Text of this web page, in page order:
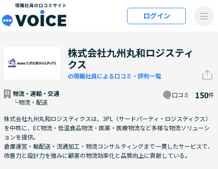
メインコンテンツにスキップ
ログイン
株式会社九州丸和ロジスティ
クス
の現職社員による口コミ・評判一覧
物流・運輸・交通
└物流・配送
口コミ 150件
株式会社九州丸和ロジスティクスは、3PL（サードパーティ・ロジスティクス）
を中核に、EC物流・低温食品物流・医薬・医療物流など多様な物流ソリューシ
ョンを提供。
倉庫運営・輸配送・流通加工・物流コンサルティングまで一貫したサービスで、
改善力と設計力を強みに顧客の物流効率化と品質向上に貢献している。